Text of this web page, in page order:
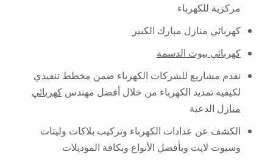
مركزية للكهرباء
كهربائي منازل مبارك الكبير
كهربائي بيوت الدسمة
نقدم مشاريع للشركات الكهرباء ضمن مخطط تنفيذي
لكيفية تمديد الكهرباء من خلال أفضل مهندسكهربائي
منازل الدعية
الكشف عن عدادات الكهرباء وتركيب بلاكات وليتات
وسبوت لايت وبأفضل الأنواع وبكافة الموديلات